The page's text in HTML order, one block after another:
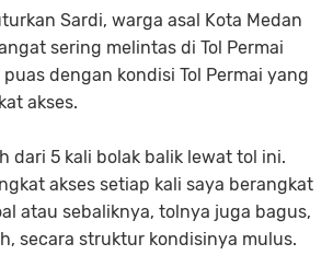
Sardi, warga asal Kota Medan
sering melintas di Tol Permai
dengan kondisi Tol Permai yang
akses.
dari 5 kali bolak balik lewat tol ini.
akses setiap kali saya berangkat
atau sebaliknya, tolnya juga bagus,
secara struktur kondisinya mulus.